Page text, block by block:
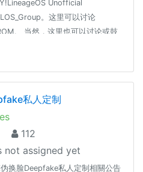
Unofficial
。这里可以讨论
。 当然，这里也可以讨论或鼓
（安卓 ≠ Android）禁止任何政
擦边球！切记！
私人定制
112
not assigned yet
换脸Deepfake私人定制相關公告